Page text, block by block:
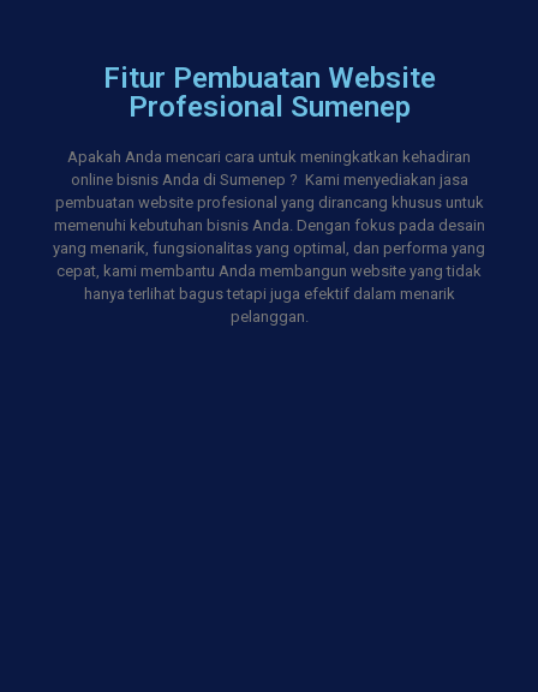
Fitur Pembuatan Website
Profesional Sumenep
Apakah Anda mencari cara untuk meningkatkan kehadiran
online bisnis Anda di Sumenep ? Kami menyediakan jasa
pembuatan website profesional yang dirancang khusus untuk
memenuhi kebutuhan bisnis Anda. Dengan fokus pada desain
yang menarik, fungsionalitas yang optimal, dan performa yang
cepat, kami membantu Anda membangun website yang tidak
hanya terlihat bagus tetapi juga efektif dalam menarik
pelanggan.